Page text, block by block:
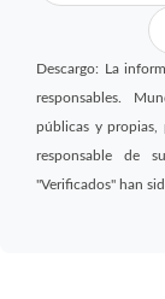
Descargo: La
responsables.
públicas y propias,
responsable de
"Verificados" han